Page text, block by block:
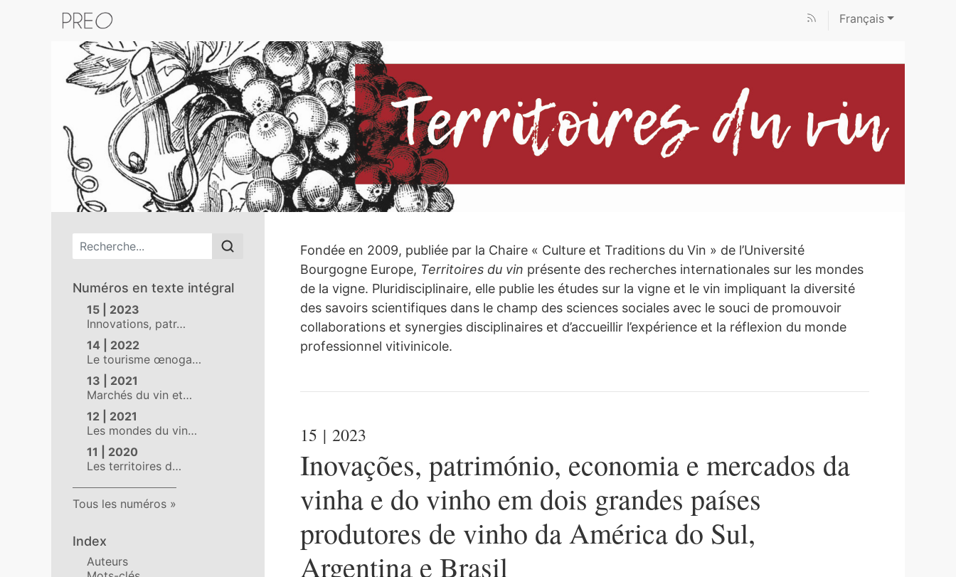
Français
Menu principal
Numéros en texte intégral
15 | 2023
Innovations, patr…
14 | 2022
Le tourisme œnoga…
13 | 2021
Marchés du vin et…
12 | 2021
Les mondes du vin…
11 | 2020
Les territoires d…
Tous les numéros
Index
Auteurs
PRÉSENTATION
Fondée en 2009, publiée par la Chaire « Culture et Traditions du Vin » de l’Université
Bourgogne Europe, Territoires du vin présente des recherches internationales sur les mondes
de la vigne. Pluridisciplinaire, elle publie les études sur la vigne et le vin impliquant la diversité
des savoirs scientifiques dans le champ des sciences sociales avec le souci de promouvoir
collaborations et synergies disciplinaires et d’accueillir l’expérience et la réflexion du monde
professionnel vitivinicole.
15 | 2023
Inovações, património, economia e mercados da
vinha e do vinho em dois grandes países
produtores de vinho da América do Sul,
Argentina e Brasil